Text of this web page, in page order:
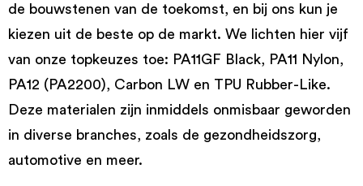
de bouwstenen van de toekomst, en bij ons kun je
kiezen uit de beste op de markt. We lichten hier vijf
van onze topkeuzes toe: PA11GF Black, PA11 Nylon,
PA12 (PA2200), Carbon LW en TPU Rubber-Like.
Deze materialen zijn inmiddels onmisbaar geworden
in diverse branches, zoals de gezondheidszorg,
automotive en meer.